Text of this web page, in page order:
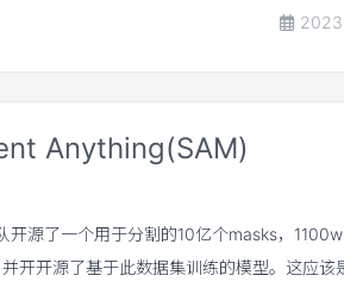
Anything(SAM)
开源了一个用于分割的10亿个masks，
开开源了基于此数据集训练的模型。这应该